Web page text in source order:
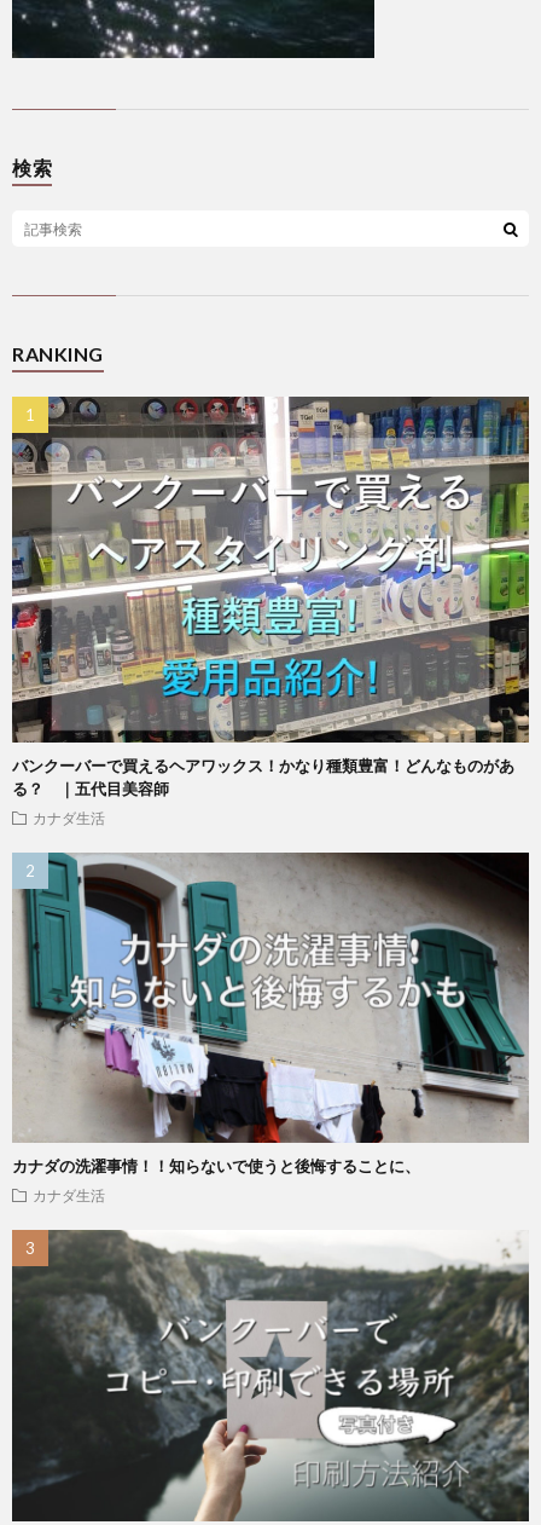
検索
RANKING
バンクーバーで買えるヘアワックス！かなり種類豊富！どんなものがあ
る？ ｜五代目美容師
カナダ生活
カナダの洗濯事情！！知らないで使うと後悔することに、
カナダ生活